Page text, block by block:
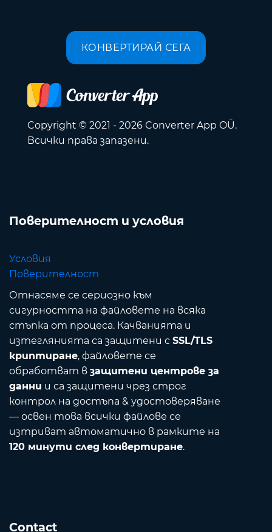
КОНВЕРТИРАЙ СЕГА
Copyright © 2021 - 2026 Converter App OÜ.
Всички права запазени.
Поверителност и условия
Условия
Поверителност
Отнасяме се сериозно към
сигурността на файловете на всяка
стъпка от процеса. Качванията и
изтеглянията са защитени с SSL/TLS
криптиране, файловете се
обработват в защитени центрове за
данни и са защитени чрез строг
контрол на достъпа & удостоверяване
— освен това всички файлове се
изтриват автоматично в рамките на
120 минути след конвертиране.
Contact